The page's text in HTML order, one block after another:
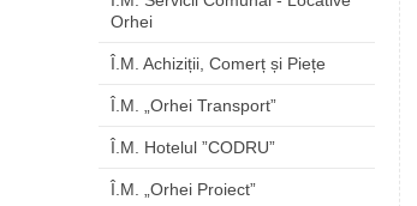
Orhei
Î.M. Achiziții, Comerț și Piețe
Î.M. „Orhei Transport”
Î.M. Hotelul ”CODRU”
Î.M. „Orhei Proiect”